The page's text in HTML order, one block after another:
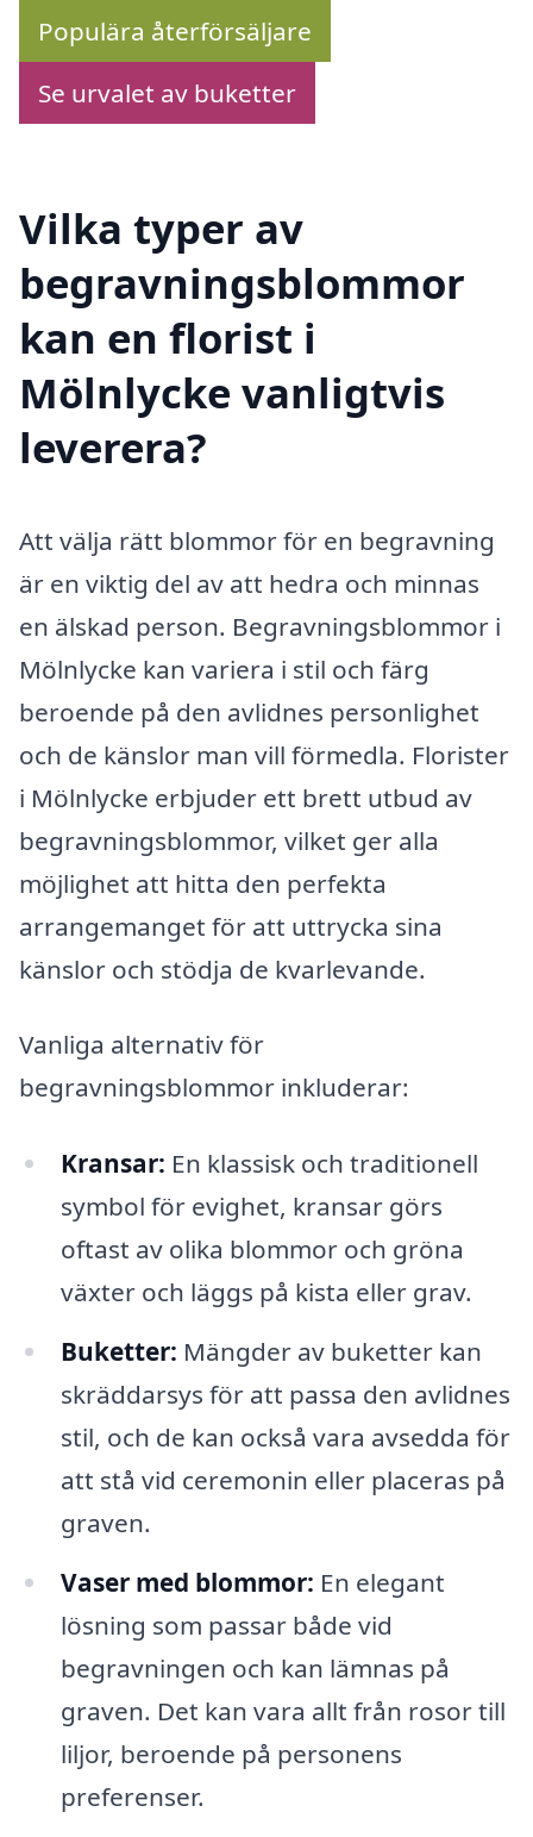
Populära återförsäljare
Se urvalet av buketter
Vilka typer av
begravningsblommor
kan en florist i
Mölnlycke vanligtvis
leverera?
Att välja rätt blommor för en begravning
är en viktig del av att hedra och minnas
en älskad person. Begravningsblommor i
Mölnlycke kan variera i stil och färg
beroende på den avlidnes personlighet
och de känslor man vill förmedla. Florister
i Mölnlycke erbjuder ett brett utbud av
begravningsblommor, vilket ger alla
möjlighet att hitta den perfekta
arrangemanget för att uttrycka sina
känslor och stödja de kvarlevande.
Vanliga alternativ för
begravningsblommor inkluderar:
Kransar: En klassisk och traditionell
symbol för evighet, kransar görs
oftast av olika blommor och gröna
växter och läggs på kista eller grav.
Buketter: Mängder av buketter kan
skräddarsys för att passa den avlidnes
stil, och de kan också vara avsedda för
att stå vid ceremonin eller placeras på
graven.
Vaser med blommor: En elegant
lösning som passar både vid
begravningen och kan lämnas på
graven. Det kan vara allt från rosor till
liljor, beroende på personens
preferenser.